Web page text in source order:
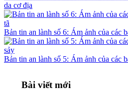
da cơ địa
Bản tin an lành số 6: Ám ảnh của các
Bản tin an lành số 5: Ám ảnh của các
Bài viết mới